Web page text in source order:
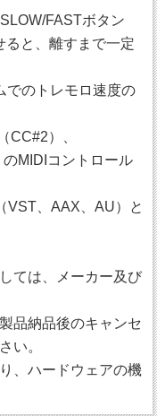
FASTボタン
ると、離すまで一定
でのトレモロ速度の
CC#2）、
MIDIコントロール
VST、AAX、AU）と
ては、メーカー及び
品納品後のキャンセ
い。
、ハードウェアの機